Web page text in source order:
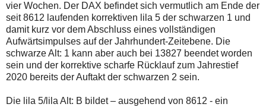
vier Wochen. Der DAX befindet sich vermutlich am Ende der
seit 8612 laufenden korrektiven lila 5 der schwarzen 1 und
damit kurz vor dem Abschluss eines vollständigen
Aufwärtsimpulses auf der Jahrhundert-Zeitebene. Die
schwarze Alt: 1 kann aber auch bei 13827 beendet worden
sein und der korrektive scharfe Rücklauf zum Jahrestief
2020 bereits der Auftakt der schwarzen 2 sein.
Die lila 5/lila Alt: B bildet – ausgehend von 8612 - ein